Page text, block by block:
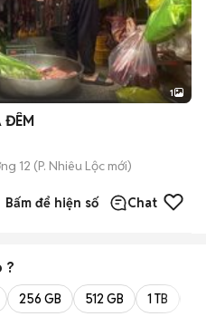
1
ĐÊM
12 (P. Nhiêu Lộc mới)
Bấm để hiện số Chat
?
256 GB 512 GB 1 TB